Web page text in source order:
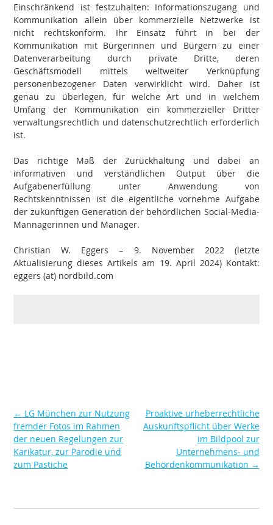
Einschränkend ist festzuhalten: Informationszugang und
Kommunikation allein über kommerzielle Netzwerke ist
nicht rechtskonform. Ihr Einsatz führt in bei der
Kommunikation mit Bürgerinnen und Bürgern zu einer
Datenverarbeitung durch private Dritte, deren
Geschäftsmodell mittels weltweiter Verknüpfung
personenbezogener Daten verwirklicht wird. Daher ist
genau zu überlegen, für welche Art und in welchem
Umfang der Kommunikation ein kommerzieller Dritter
verwaltungsrechtlich und datenschutzrechtlich erforderlich
ist.
Das richtige Maß der Zurückhaltung und dabei an
informativen und verständlichen Output über die
Aufgabenerfüllung unter Anwendung von
Rechtskenntnissen ist die eigentliche vornehme Aufgabe
der zukünftigen Generation der behördlichen Social-Media-
Mannagerinnen und Manager.
Christian W. Eggers – 9. November 2022 (letzte
Aktualisierung dieses Artikels am 19. April 2024) Kontakt:
eggers (at) nordbild.com
Post
navigation
← LG München zur Nutzung
fremder Fotos im Rahmen
der neuen Regelungen zur
Karikatur, zur Parodie und
zum Pastiche
Proaktive urheberrechtliche
Auskunftspflicht über Werke
im Bildpool zur
Unternehmens- und
Behördenkommunikation →